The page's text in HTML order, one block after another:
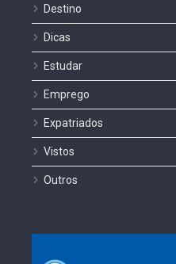
Destino
Dicas
Estudar
Emprego
Expatriados
Vistos
Outros